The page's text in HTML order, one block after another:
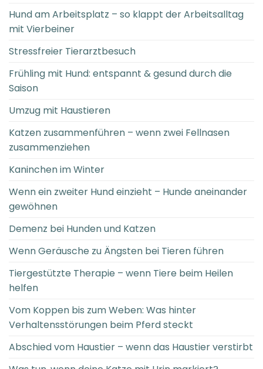
Hund am Arbeitsplatz – so klappt der Arbeitsalltag
mit Vierbeiner
Stressfreier Tierarztbesuch
Frühling mit Hund: entspannt & gesund durch die
Saison
Umzug mit Haustieren
Katzen zusammenführen – wenn zwei Fellnasen
zusammenziehen
Kaninchen im Winter
Wenn ein zweiter Hund einzieht – Hunde aneinander
gewöhnen
Demenz bei Hunden und Katzen
Wenn Geräusche zu Ängsten bei Tieren führen
Tiergestützte Therapie – wenn Tiere beim Heilen
helfen
Vom Koppen bis zum Weben: Was hinter
Verhaltensstörungen beim Pferd steckt
Abschied vom Haustier – wenn das Haustier verstirbt